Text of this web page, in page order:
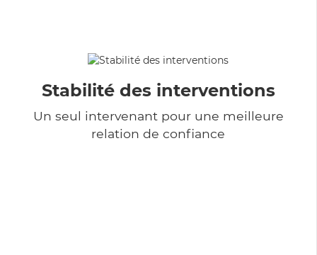
Stabilité des interventions
Un seul intervenant pour une meilleure
relation de confiance